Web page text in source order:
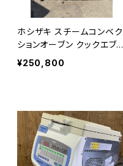
ホシザキ スチームコンベク
ションオーブン クックエブリ
オ MIC-5TC3-L 三相200
V 2019年製
¥250,800